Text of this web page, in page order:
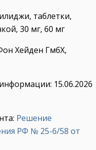
таблетки,
30 мг, 60 мг
Хейден ГмбХ,
15.06.2026
Решение
РФ № 25-6/58 от